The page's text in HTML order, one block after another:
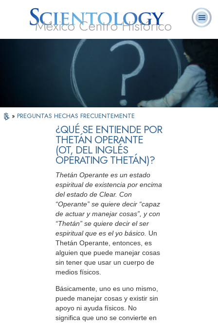
México Centro Histórico
¿Qué es
Scientology?
Ministros
Voluntarios
Preguntas
Frecuentes
» PREGUNTAS HECHAS FRECUENTEMENTE
¿QUÉ SE ENTIENDE POR
THETÁN OPERANTE
(OT, DEL INGLÉS
OPERATING THETÁN)?
Thetán Operante es un estado
espiritual de existencia por encima
del estado de Clear. Con
“Operante” se quiere decir “capaz
de actuar y manejar cosas”, y con
“Thetán” se quiere decir el ser
espiritual que es el yo básico. Un
Thetán Operante, entonces, es
alguien que puede manejar cosas
sin tener que usar un cuerpo de
medios físicos.
Básicamente, uno es uno mismo,
puede manejar cosas y existir sin
apoyo ni ayuda físicos. No
significa que uno se convierte en